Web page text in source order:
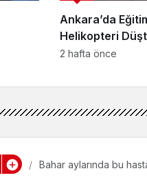
Ankara’da
Helikopteri
Yaralandı
2 hafta önce
Bahar aylarında bu